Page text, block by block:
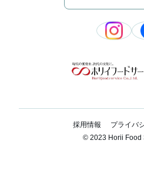
採用情報
プライバ
© 2023 Horii Food